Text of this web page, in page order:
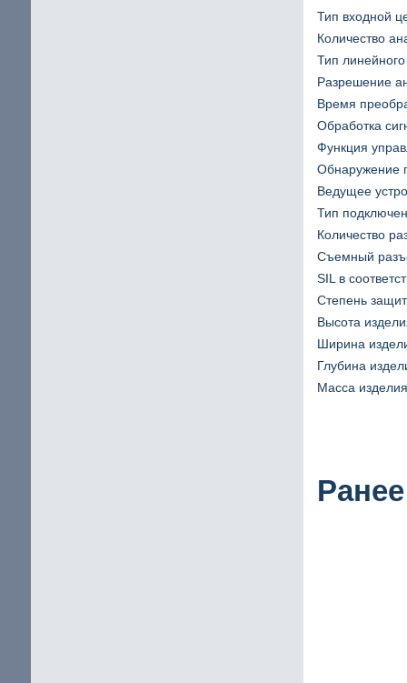
Тип входной
Количество
Тип
Разрешение
Время
Обработка
Функция
Обнаружение
Ведущее
Тип
Количество
Съемный
SIL в
Степень
Высота
Ширина
Глубина
Масса